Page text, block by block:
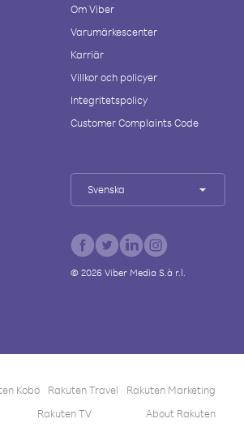
Om Viber
Varumärkescenter
Karriär
Villkor och policyer
Integritetspolicy
Customer Complaints Code
Svenska
© 2026Viber Media S.à r.l.
Kobo Rakuten Travel
Rakuten Marketing
Rakuten TV About Rakuten